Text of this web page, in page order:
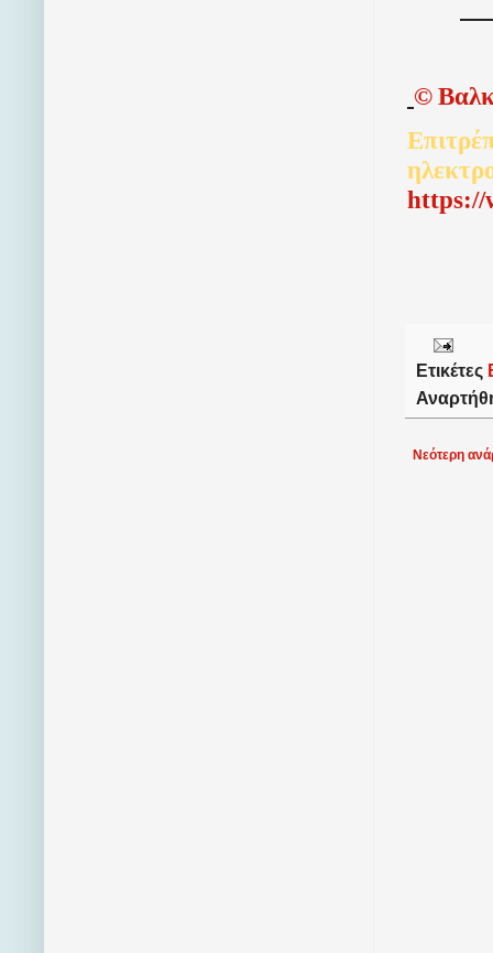
©
https://
Ετικέτες
Νεότερη